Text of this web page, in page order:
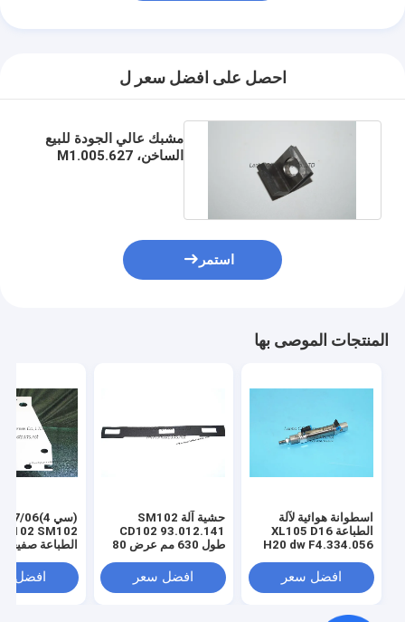
احصل على افضل سعر ل
مشبك عالي الجودة للبيع
الساخن، M1.005.627
استمر
المنتجات الموصى بها
اسطوانة هوائية لآلة
الطباعة XL105 D16
H20 dw F4.334.056
افضل سعر
حشية آلة SM102
CD102 93.012.141
طول 630 مم عرض 80
افضل سعر
(سي
الطباعة صفيحة
افضل